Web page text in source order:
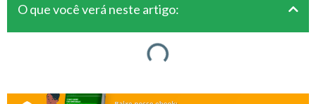
O que você verá neste artigo: